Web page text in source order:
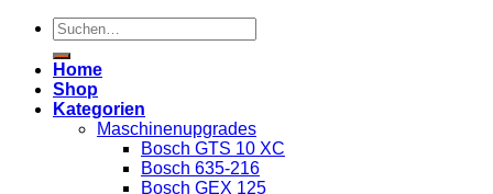
Suchen
nach:
Home
Shop
Kategorien
Maschinenupgrades
Bosch GTS 10 XC
Bosch 635-216
Bosch GEX 125